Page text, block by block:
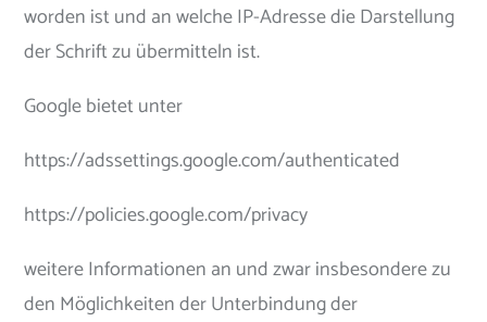
worden ist und an welche IP-Adresse die Darstellung
der Schrift zu übermitteln ist.
Google bietet unter
https://adssettings.google.com/authenticated
https://policies.google.com/privacy
weitere Informationen an und zwar insbesondere zu
den Möglichkeiten der Unterbindung der